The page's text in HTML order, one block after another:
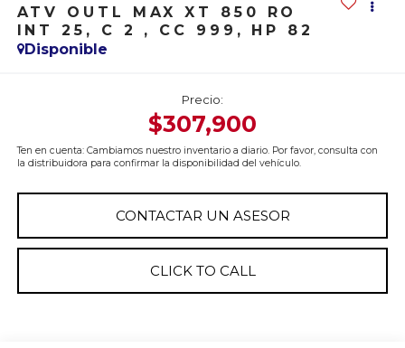
ATV OUTL MAX XT 850 RO
INT 25, C 2 , CC 999, HP 82
Disponible
Precio:
$307,900
Ten en cuenta: Cambiamos nuestro inventario a diario. Por favor, consulta con
la distribuidora para confirmar la disponibilidad del vehículo.
CONTACTAR UN ASESOR
CLICK TO CALL